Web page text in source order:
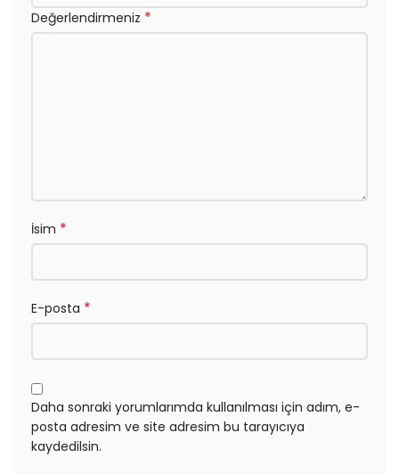
Değerlendirmeniz *
İsim *
E-posta *
Daha sonraki yorumlarımda kullanılması için adım, e-
posta adresim ve site adresim bu tarayıcıya
kaydedilsin.